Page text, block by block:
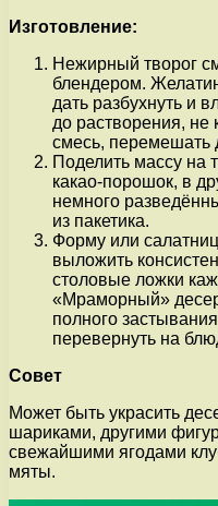
Изготовление:
Нежирный творог
блендером.
дать разбухнуть и
до растворения, не
смесь, перемешать
Поделить массу на
какао-порошок, в
немного
из пакетика.
Форму или
выложить
столовые ложки
«Мраморный»
полного
перевернуть на
Совет
Может быть украсить
шариками, другими
свежайшими ягодами
мяты.